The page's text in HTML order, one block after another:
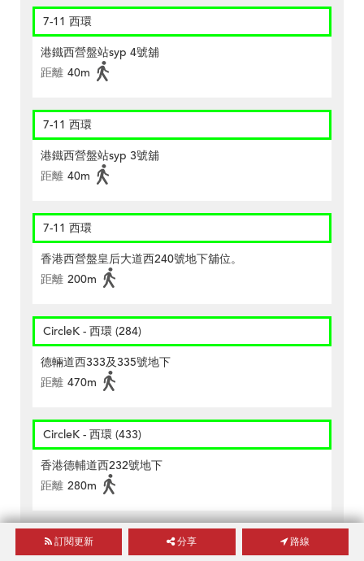
7-11 西環
港鐵西營盤站syp 4號舖
距離 40m
7-11 西環
港鐵西營盤站syp 3號舖
距離 40m
7-11 西環
香港西營盤皇后大道西240號地下舖位。
距離 200m
CircleK - 西環 (284)
德輛道西333及335號地下
距離 470m
CircleK - 西環 (433)
香港德輔道西232號地下
距離 280m
CircleK - 西環 (544)
訂閱更新 分享 路線